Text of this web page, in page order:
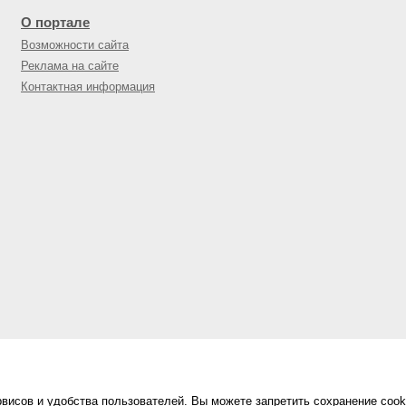
и удобства пользователей. Вы можете запретить сохранение
О портале
Возможности сайта
Реклама на сайте
Контактная информация